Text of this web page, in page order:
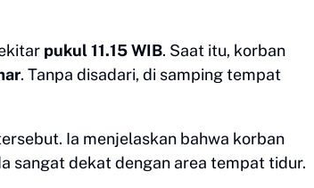
pukul 11.15 WIB. Saat itu, korban
. Tanpa disadari, di samping tempat
Ia menjelaskan bahwa korban
sangat dekat dengan area tempat tidur.